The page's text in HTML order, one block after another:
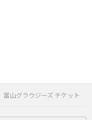
富山グラウジーズ チケット